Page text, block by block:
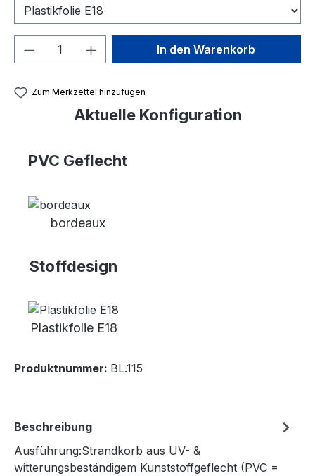
Produkt Anzahl: Gib denIn den Warenkorb
Zum Merkzettel hinzufügen
Aktuelle Konfiguration
PVC Geflecht
bordeaux
Stoffdesign
Plastikfolie E18
Produktnummer: BL.115
Beschreibung
Ausführung:Strandkorb aus UV- &
witterungsbeständigem Kunststoffgeflecht (PVC =